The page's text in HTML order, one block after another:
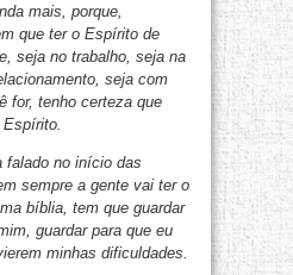
mais, porque,
que ter o Espírito de
seja no trabalho, seja na
seja com
for, tenho certeza que
falado no início das
sempre a gente vai ter o
bíblia, tem que guardar
guardar para que eu
minhas dificuldades.